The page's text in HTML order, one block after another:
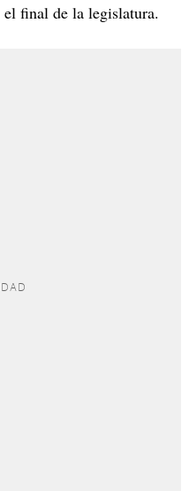
final de la legislatura.